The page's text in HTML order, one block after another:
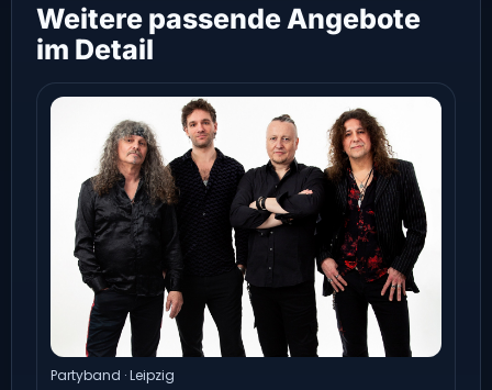
Weitere passende Angebote
im Detail
Partyband · Leipzig